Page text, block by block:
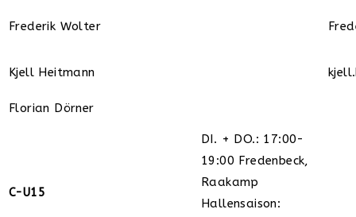
Frederik Wolter
Kjell Heitmann
Florian Dörner
C-U15
DI. + DO.: 17:00-
19:00 Fredenbeck,
Raakamp
Hallensaison: